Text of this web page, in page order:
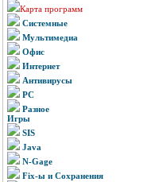
Карта программ
Системные
Мультимедиа
Офис
Интернет
Антивирусы
PC
Разное
Игры
SIS
Java
N-Gage
Fix-ы и Сохранения